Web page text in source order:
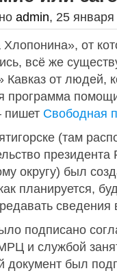
admin, 25
от
всё же
Кавказ от людей,
программа
пишет Свободная
(там
округу) был
планируется,
сведения
подписано
и службой
документ был